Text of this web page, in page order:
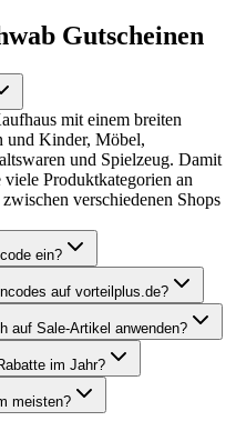
Gutscheinen
mit einem breiten
und Kinder, Möbel,
und Spielzeug. Damit
Produktkategorien an
verschiedenen Shops
ein?
auf vorteilplus.de?
auf Sale-Artikel anwenden?
im Jahr?
meisten?